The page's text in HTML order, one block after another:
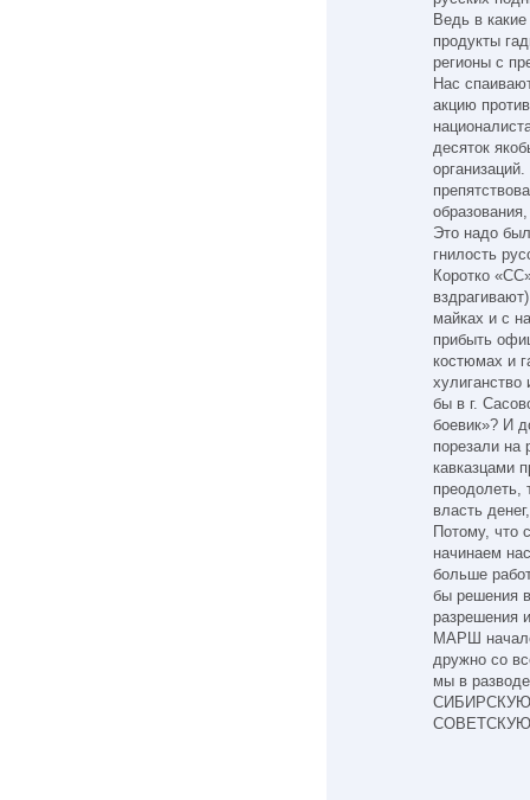
Ведь в
продукты
регионы с
Нас
акцию
десяток
Это надо
гнилость
Коротко
майках и с
прибыть
костюмах и
хулиганство
бы в г.
боевик»? И
порезали на
кавказцами
преодолеть,
власть
Потому, что
начинаем
больше
бы решения
разрешения
МАРШ
дружно со
мы в